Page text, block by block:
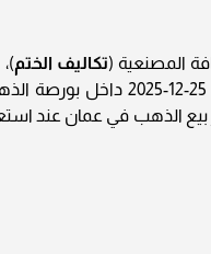
تكاليف الختم
الجدول التالي هو سعر جرام الذهب في سلطنة عمان
بيع الذهب في عمان عند